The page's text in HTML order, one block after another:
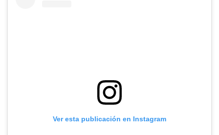
Ver esta publicación en Instagram